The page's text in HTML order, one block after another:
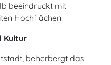
beeindruckt mit
Hochflächen.
Kultur
beherbergt das